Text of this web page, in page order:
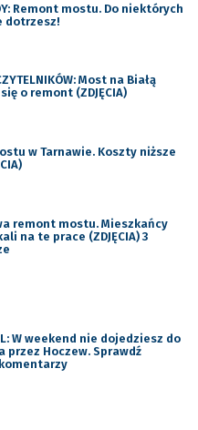
Remont mostu. Do niektórych
dotrzesz!
Most na Białą
o remont (ZDJĘCIA)
w Tarnawie. Koszty niższe
remont mostu. Mieszkańcy
na te prace (ZDJĘCIA) 3
W weekend nie dojedziesz do
przez Hoczew. Sprawdź